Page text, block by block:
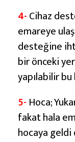
4-Cihaz
emareye
desteğine
bir önceki
yapılabilir
5- Hoca;
fakat hala
hocaya